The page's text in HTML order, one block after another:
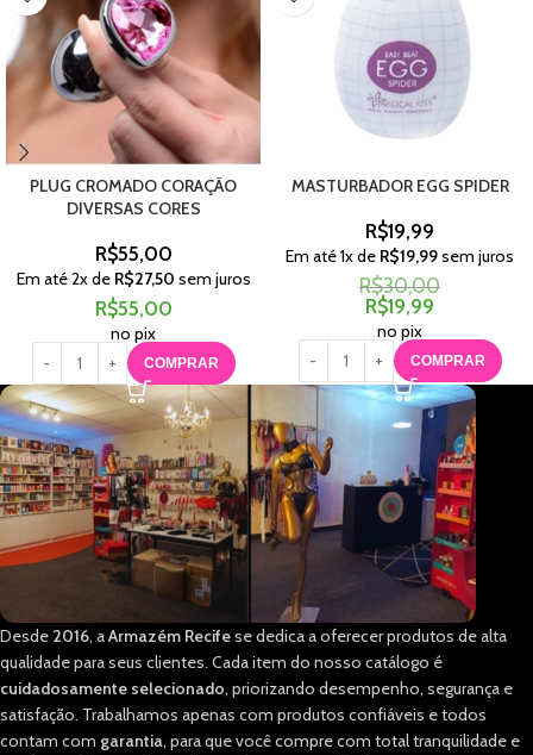
PLUG CROMADO CORAÇÃO
DIVERSAS CORES
R$55,00
Em até2x de R$27,50 sem juros
R$55,00
no pix
COMPRAR
MASTURBADOR EGG SPIDER
R$19,99
Em até1x de R$19,99sem juros
R$30,00
R$19,99
no pix
COMPRAR
Desde 2016, aArmazém Recifese dedica a oferecer produtos de alta
qualidade para seus clientes. Cada item do nosso catálogo é
cuidadosamente selecionado, priorizando desempenho, segurança e
satisfação. Trabalhamos apenas com produtos confiáveis e todos
contam com garantia, para que você compre com total tranquilidade e